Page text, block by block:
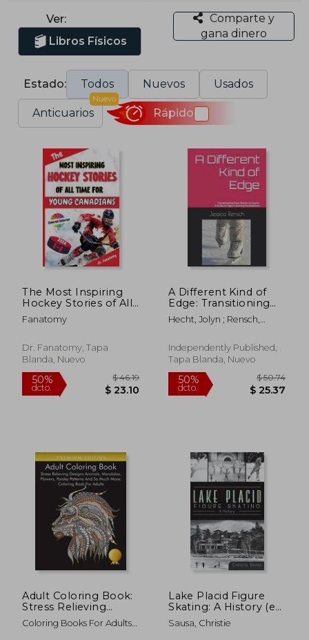
Ver:
Libros Físicos
Comparte y
gana dinero
Estado: Todos Nuevos Usados
Anticuarios
Nuevo
Rápido
The Most Inspiring
Hockey Stories of All
Time For Young
Canadians: 30+
Hockey Trivia, and a
Quiz Chapter for
(en Inglés)
Fanatomy
Dr. Fanatomy, Tapa
Blanda, Nuevo
50%
dcto.
$ 46.19
$ 23.10
A Different Kind of
Edge: Transitioning
from Skater to
Coach: A Guide to
Foundations (en
Inglés)
Hecht, Jolyn ; Rensch,
Independently Published,
Tapa Blanda, Nuevo
50%
dcto.
Adult Coloring Book:
Stress Relieving
Designs Animals,
Mandalas, Flowers,
Coloring Books For Adults
Lake Placid Figure
Skating: A History (en
Inglés)
Sausa, Christie